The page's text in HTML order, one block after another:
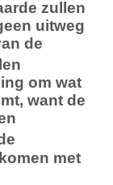
zullen
uitweg
de
om wat
want de
met